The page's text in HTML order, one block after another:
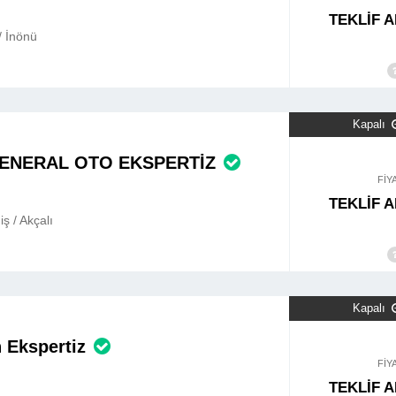
İnönü
TEKLİF
OTO EKSPERTİZ
/ Akçalı
Kapalı
TEKLİF
Ekspertiz
Kapalı
TEKLİF